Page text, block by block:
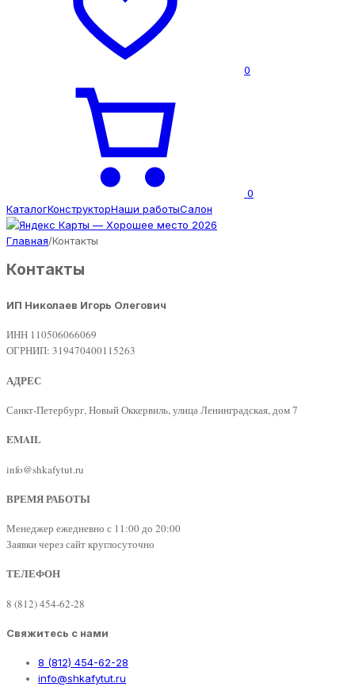
0
0
КаталогКонструкторНаши работыСалон
Главная/Контакты
Контакты
ИП Николаев Игорь Олегович
ИНН 110506066069
ОГРНИП: 319470400115263
АДРЕС
Санкт-Петербург, Новый Оккервиль, улица Ленинградская, дом 7
EMAIL
info@shkafytut.ru
ВРЕМЯ РАБОТЫ
Менеджер ежедневно с 11:00 до 20:00
Заявки через сайт круглосуточно
ТЕЛЕФОН
8 (812) 454-62-28
Свяжитесь с нами
8 (812) 454-62-28
info@shkafytut.ru